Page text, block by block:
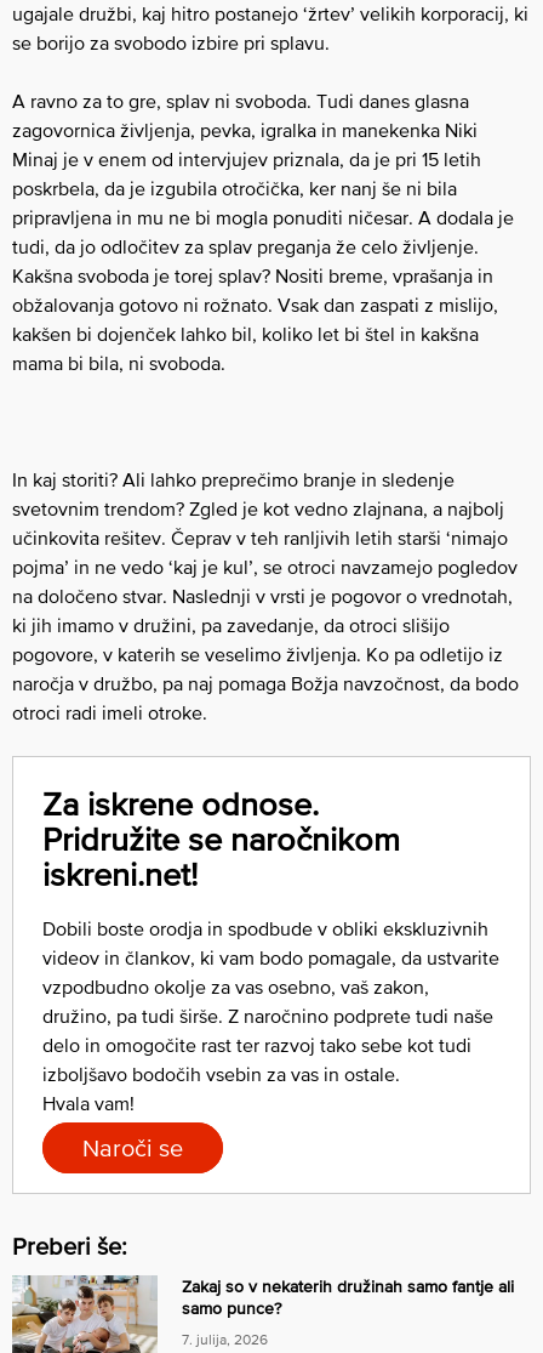
ugajale družbi, kaj hitro postanejo ‘žrtev’ velikih korporacij, ki
se borijo za svobodo izbire pri splavu.
A ravno za to gre, splav ni svoboda. Tudi danes glasna
zagovornica življenja, pevka, igralka in manekenka Niki
Minaj je v enem od intervjujev priznala, da je pri 15 letih
poskrbela, da je izgubila otročička, ker nanj še ni bila
pripravljena in mu ne bi mogla ponuditi ničesar. A dodala je
tudi, da jo odločitev za splav preganja že celo življenje.
Kakšna svoboda je torej splav? Nositi breme, vprašanja in
obžalovanja gotovo ni rožnato. Vsak dan zaspati z mislijo,
kakšen bi dojenček lahko bil, koliko let bi štel in kakšna
mama bi bila, ni svoboda.
In kaj storiti? Ali lahko preprečimo branje in sledenje
svetovnim trendom? Zgled je kot vedno zlajnana, a najbolj
učinkovita rešitev. Čeprav v teh ranljivih letih starši ‘nimajo
pojma’ in ne vedo ‘kaj je kul’, se otroci navzamejo pogledov
na določeno stvar. Naslednji v vrsti je pogovor o vrednotah,
ki jih imamo v družini, pa zavedanje, da otroci slišijo
pogovore, v katerih se veselimo življenja. Ko pa odletijo iz
naročja v družbo, pa naj pomaga Božja navzočnost, da bodo
otroci radi imeli otroke.
Za iskrene odnose.
Pridružite se naročnikom
iskreni.net!
Dobili boste orodja in spodbude v obliki ekskluzivnih
videov in člankov, ki vam bodo pomagale, da ustvarite
vzpodbudno okolje za vas osebno, vaš zakon,
družino, pa tudi širše. Z naročnino podprete tudi naše
delo in omogočite rast ter razvoj tako sebe kot tudi
izboljšavo bodočih vsebin za vas in ostale.
Hvala vam!
Naroči se
Preberi še:
Zakaj so v nekaterih družinah samo fantje ali
samo punce?
7. julija, 2026